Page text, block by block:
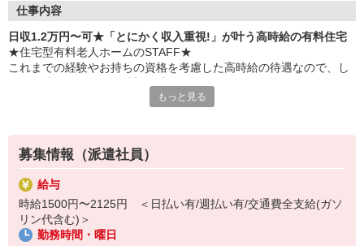
仕事内容
日収1.2万円〜可★「とにかく収入重視!」が叶う高時給の有料住宅
★住宅型有料老人ホームのSTAFF★
これまでの経験やお持ちの資格を考慮した高時給の待遇なので、し
≪お仕事内容≫
・お部屋や共有スペースの清掃
・買い物やお散歩などの付き添い
・お話のお相手や生活相談
・必要に応じた生活介助
・日常生活の見回り など
もっと見る
募集情報（派遣社員）
給与
時給1500円〜2125円 ＜日払い有/週払い有/交通費全支給(ガソ
リン代含む)＞
勤務時間・曜日